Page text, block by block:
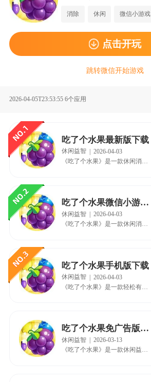
消除 休闲 微信小游戏
点击开玩
跳转微信开始游戏
2026-04-05T23:53:55 6个应用
吃了个水果最新版下载
休闲益智 | 2026-04-03
《吃了个水果》是一款休闲消除类手机游戏，以清新明快的画面风格和简单易上手的操作方式赢得了众多玩家的喜爱。游戏采用经典的水果匹配消除玩法，玩家只需点击屏幕上相同的水果图案即可完成消除，轻松愉快地完成各个关卡的挑战任务。《吃了个水果》安卓版拥有丰富多样的关卡设计，每一关都有不同的目标和难度，让玩家在轻松娱乐的同时也能体验到一定的挑战性。游戏画面色彩鲜艳，水果造型可爱，音效清脆悦耳，为玩家营造了一个轻松
吃了个水果微信小游戏在线玩
休闲益智
2026-04-03
《吃了个水果》是一款休闲消除类手机游戏，玩家通过匹配相同水果图案完成关卡挑战。游戏采用清新明快的画面风格，简单的点击操作即可消除水果，适合各年龄段玩家。融合了策略与休闲元素，游戏持续更新关卡内容，为玩家带来无穷乐趣。作为微信小游戏平台热门游戏，《吃了个水果》官方正版让玩家随时随地畅玩，体验轻松愉悦的消除快感。 《吃了个水果》游戏特色 1. 清新可爱的水果元素，视觉体验舒适放松 2. 简单易上手的点
吃了个水果手机版下载
休闲益智 | 2026-04-03
吃了个水果免广告版下载
休闲益智
2026-03-13
《吃了个水果》是一款休闲益智消除类手机游戏，玩家通过匹配相同水果图案完成关卡挑战。游戏画面采用明亮清新的果园风格，营造轻松愉悦的视觉体验。《吃了个水果》操作简单易上手，适合各年龄段玩家。丰富关卡设计配合连击奖励机制，让每次消除都充满成就感。这款游戏无需网络也能游玩，是通勤休息时的理想选择。《吃了个水果》持续优化内容，为玩家带来更流畅的游戏体验。 《吃了个水果》游戏介绍 1. 经典水果消除核心玩法